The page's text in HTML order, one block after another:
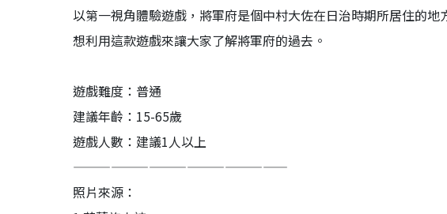
以第一視角體驗遊戲，將軍府是個中村大佐在日治時期所居住的
想利用這款遊戲來讓大家了解將軍府的過去。
遊戲難度：普通
建議年齡：15-65歲
遊戲人數：建議1人以上
—————————————————
照片來源：